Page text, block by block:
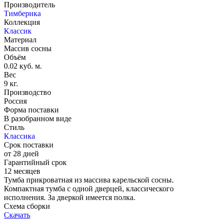
Производитель
Тимберика
Коллекция
Классик
Материал
Массив сосны
Объём
0.02 куб. м.
Вес
9 кг.
Производство
Россия
Форма поставки
В разобранном виде
Стиль
Классика
Срок поставки
от 28 дней
Гарантийный срок
12 месяцев
Тумба прикроватная из массива карельской сосны.
Компактная тумба с одной дверцей, классического
исполнения. За дверкой имеется полка.
Схема сборки
Скачать